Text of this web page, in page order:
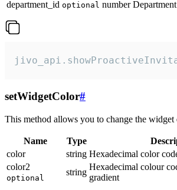
department_id optional number
setWidgetColor#
This method allows you to change the widget
Name Type
color
string Hexadecimal color
color2
optional
string
Hexadecimal colour
gradient